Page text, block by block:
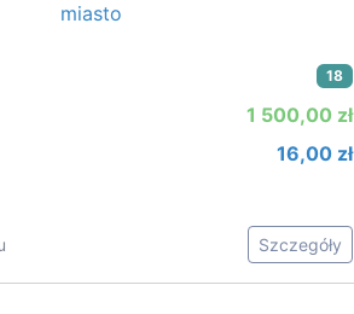
miasto
18
1 500,00 zł
16,00 zł
Szczegóły